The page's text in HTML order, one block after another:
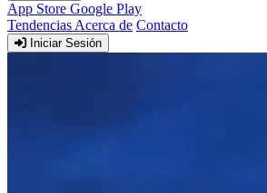
App Store Google Play
Tendencias Acerca de Contacto
Iniciar Sesión